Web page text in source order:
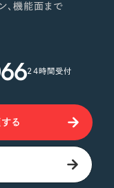
、機能面まで
24時間受付
る